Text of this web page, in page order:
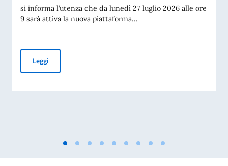
si informa l’utenza che da lunedì 27 luglio 2026 alle ore
9 sarà attiva la nuova piattaforma...
LeggiPiattaforma per la prenotazione degli appuntamenti per i